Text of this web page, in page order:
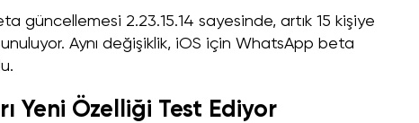
güncellemesi 2.23.15.14 sayesinde, artık 15 kişiye
Aynı değişiklik, iOS için WhatsApp beta
Yeni Özelliği Test Ediyor